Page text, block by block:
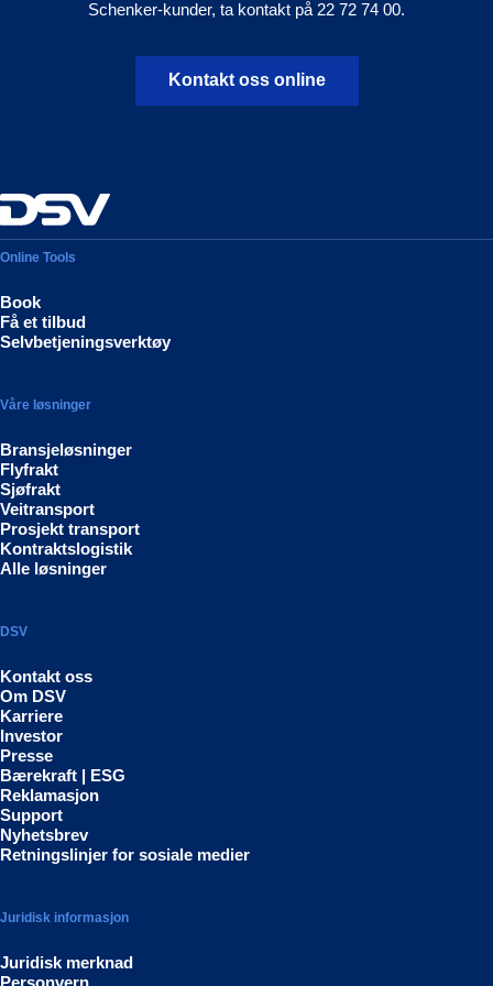
Schenker-kunder, ta kontakt på 22 72 74 00.
Kontakt oss online
Online Tools
Book
Få et tilbud
Selvbetjeningsverktøy
Våre løsninger
Bransjeløsninger
Flyfrakt
Sjøfrakt
Veitransport
Prosjekt transport
Kontraktslogistik
Alle løsninger
DSV
Kontakt oss
Om DSV
Karriere
Investor
Presse
Bærekraft | ESG
Reklamasjon
Support
Nyhetsbrev
Retningslinjer for sosiale medier
Juridisk informasjon
Juridisk merknad